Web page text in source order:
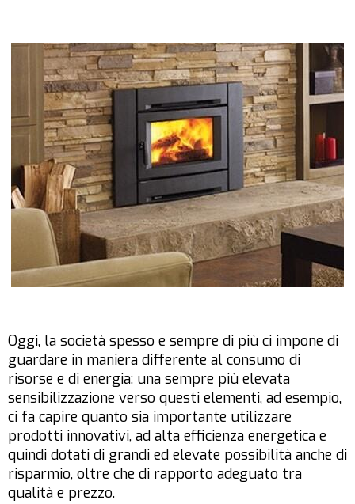
Oggi, la società spesso e sempre di più ci impone di
guardare in maniera differente al consumo di
risorse e di energia: una sempre più elevata
sensibilizzazione verso questi elementi, ad esempio,
ci fa capire quanto sia importante utilizzare
prodotti innovativi, ad alta efficienza energetica e
quindi dotati di grandi ed elevate possibilità anche di
risparmio, oltre che di rapporto adeguato tra
qualità e prezzo.